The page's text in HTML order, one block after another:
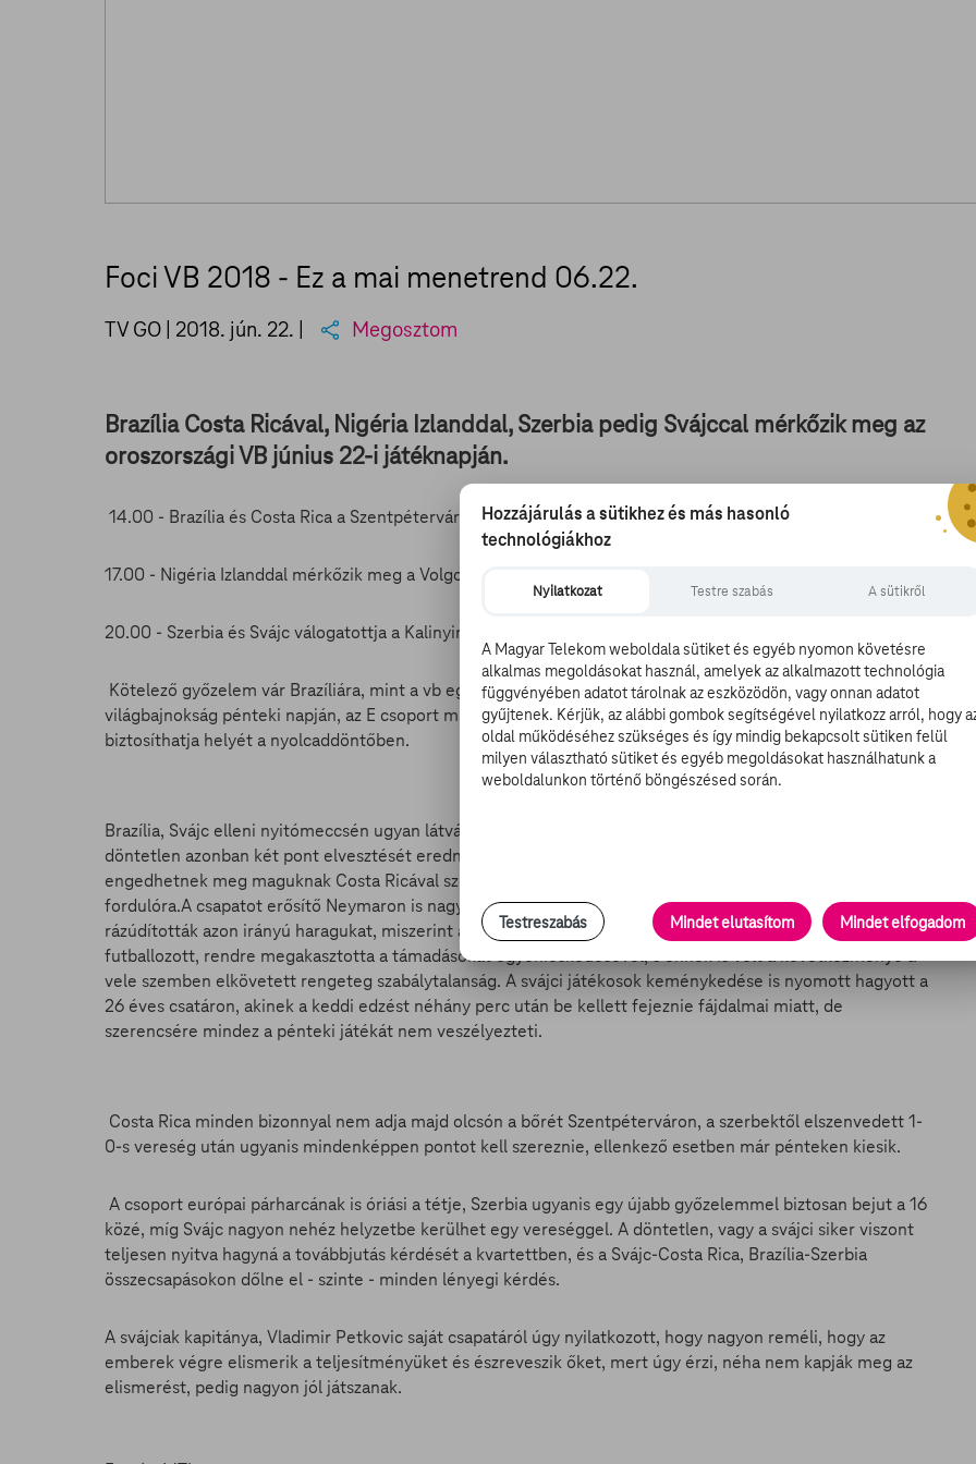
Foci VB 2018 - Ez a mai menetrend 06.22.
TV GO | 2018. jún. 22. | Megosztom
Brazília Costa Ricával, Nigéria Izlanddal, Szerbia pedig Svájccal mérkőzik meg az
oroszországi VB június 22-i játéknapján.
14.00 - Brazília és Costa Rica a Szentpétervár Stadionban csap össze egymással.
17.00 - Nigéria Izlanddal mérkőzik meg a Volgográd Arénában.
20.00 - Szerbia és Svájc válogatottja a Kalinyingrád Stadionban küzd majd a gólokért.
Kötelező győzelem vár Brazíliára, mint a vb egyik nagy esélyesére az oroszországi labdarúgó-
világbajnokság pénteki napján, az E csoport második fordulójában, amelyben Szerbia a Svájc elleni sikerrel
biztosíthatja helyét a nyolcaddöntőben.
Brazília, Svájc elleni nyitómeccsén ugyan látványosan és gyorsan futbaloztak Tite tanítványai, az 1-1-es
döntetlen azonban két pont elvesztését eredményezte a braziloknak, tehát egy újabb döntetlent már nem
engedhetnek meg maguknak Costa Ricával szemben, különben nagyon nehéz helyzetbe kerülnek az utolsó
fordulóra.A csapatot erősítő Neymaron is nagy a nyomás, miután a szurkolók és a brazil szakírók is
rázúdították azon irányú haragukat, miszerint a világ legdrágább játékosának számító támadó öncélúan
futballozott, rendre megakasztotta a támadásokat egyénieskedésével, s ennek is volt a következménye a
vele szemben elkövetett rengeteg szabálytalanság. A svájci játékosok keménykedése is nyomott hagyott a
26 éves csatáron, akinek a keddi edzést néhány perc után be kellett fejeznie fájdalmai miatt, de
szerencsére mindez a pénteki játékát nem veszélyezteti.
Costa Rica minden bizonnyal nem adja majd olcsón a bőrét Szentpéterváron, a szerbektől elszenvedett 1-
0-s vereség után ugyanis mindenképpen pontot kell szereznie, ellenkező esetben már pénteken kiesik.
A csoport európai párharcának is óriási a tétje, Szerbia ugyanis egy újabb győzelemmel biztosan bejut a 16
közé, míg Svájc nagyon nehéz helyzetbe kerülhet egy vereséggel. A döntetlen, vagy a svájci siker viszont
teljesen nyitva hagyná a továbbjutás kérdését a kvartettben, és a Svájc-Costa Rica, Brazília-Szerbia
összecsapásokon dőlne el - szinte - minden lényegi kérdés.
A svájciak kapitánya, Vladimir Petkovic saját csapatáról úgy nyilatkozott, hogy nagyon reméli, hogy az
emberek végre elismerik a teljesítményüket és észreveszik őket, mert úgy érzi, néha nem kapják meg az
elismerést, pedig nagyon jól játszanak.
Hozzájárulás a sütikhez és más hasonló
technológiákhoz
Nyilatkozat Testre szabás A sütikről
A Magyar Telekom weboldala sütiket és egyéb nyomon követésre
alkalmas megoldásokat használ, amelyek az alkalmazott technológia
függvényében adatot tárolnak az eszközödön, vagy onnan adatot
gyűjtenek. Kérjük, az alábbi gombok segítségével nyilatkozz arról, hogy
oldal működéséhez szükséges és így mindig bekapcsolt sütiken felül
milyen választható sütiket és egyéb megoldásokat használhatunk a
weboldalunkon történő böngészésed során.
Testreszabás Mindet elutasítom Mindet elfogadom